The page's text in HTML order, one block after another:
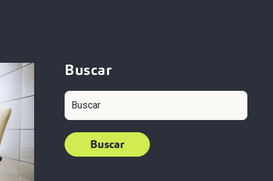
Buscar
Buscar